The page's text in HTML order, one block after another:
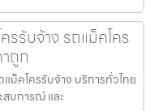
รรับจ้าง รถแม็คโคร
ถูก
แม็คโครรับจ้าง บริการทั่วไทย
สบการณ์ และ